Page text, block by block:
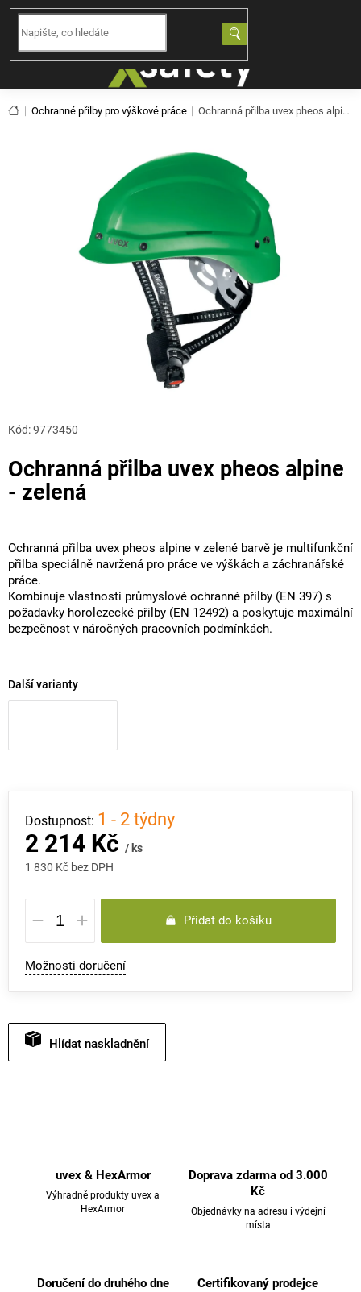
Přejít
obsah
Domů
Ochranné přilby pro výškové práce Ochranná přilba uvex pheos alpine - zelená
Ochranná přilba uvex pheos alpine
- zelená
Kód:9773450
Ochranná přilba uvex pheos alpine v zelené barvě je multifunkční
přilba speciálně navržená pro práce ve výškách a záchranářské
práce.
Kombinuje vlastnosti průmyslové ochranné přilby (EN 397) s
požadavky horolezecké přilby (EN 12492) a poskytuje maximální
bezpečnost v náročných pracovních podmínkách.
Další varianty
2 214 Kč / ks
1 830 Kč bez DPH
Měrná
cena:
1 - 2 týdny
Přidat do košíku
Možnosti doručení
Hlídat
uvex & HexArmor
Výhradně produkty uvex a
HexArmor
Doprava zdarma od 3.000
Kč
Objednávky na adresu i výdejní
místa
Doručení do druhého dne Certifikovaný prodejce